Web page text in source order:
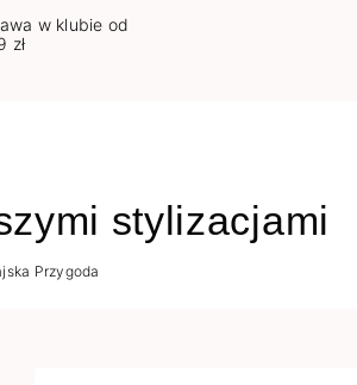
w klubie od
zł
stylizacjami
Przygoda